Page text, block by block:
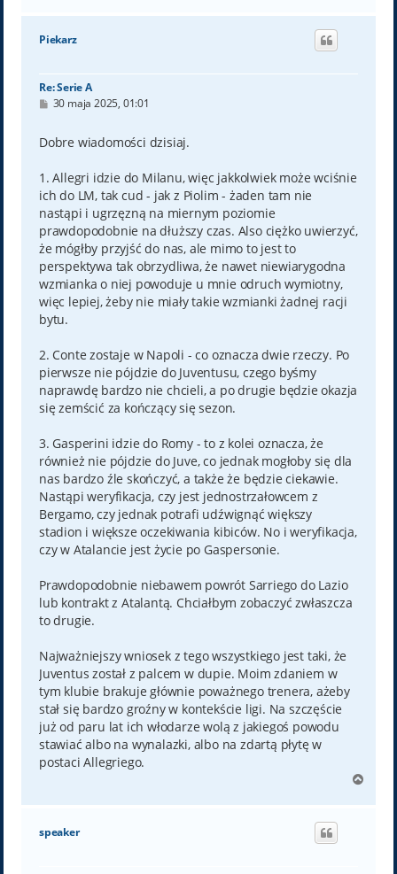
g
Piekarz
Re: Serie A
P
t
30 maja 2025, 01:01
Dobre wiadomości dzisiaj.
1. Allegri idzie do Milanu, więc jakkolwiek może wciśnie
ich do LM, tak cud - jak z Piolim - żaden tam nie
nastąpi i ugrzęzną na miernym poziomie
prawdopodobnie na dłuższy czas. Also ciężko uwierzyć,
że mógłby przyjść do nas, ale mimo to jest to
perspektywa tak obrzydliwa, że nawet niewiarygodna
wzmianka o niej powoduje u mnie odruch wymiotny,
więc lepiej, żeby nie miały takie wzmianki żadnej racji
bytu.
2. Conte zostaje w Napoli - co oznacza dwie rzeczy. Po
pierwsze nie pójdzie do Juventusu, czego byśmy
naprawdę bardzo nie chcieli, a po drugie będzie okazja
się zemścić za kończący się sezon.
3. Gasperini idzie do Romy - to z kolei oznacza, że
również nie pójdzie do Juve, co jednak mogłoby się dla
nas bardzo źle skończyć, a także że będzie ciekawie.
Nastąpi weryfikacja, czy jest jednostrzałowcem z
Bergamo, czy jednak potrafi udźwignąć większy
stadion i większe oczekiwania kibiców. No i weryfikacja,
czy w Atalancie jest życie po Gaspersonie.
Prawdopodobnie niebawem powrót Sarriego do Lazio
lub kontrakt z Atalantą. Chciałbym zobaczyć zwłaszcza
to drugie.
Najważniejszy wniosek z tego wszystkiego jest taki, że
Juventus został z palcem w dupie. Moim zdaniem w
tym klubie brakuje głównie poważnego trenera, ażeby
stał się bardzo groźny w kontekście ligi. Na szczęście
już od paru lat ich włodarze wolą z jakiegoś powodu
stawiać albo na wynalazki, albo na zdartą płytę w
postaci Allegriego.
g
speaker